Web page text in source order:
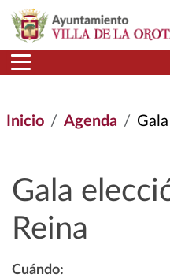
Pasar al contenido principal
Inicio Agenda
Gala
Reina
Cuándo: